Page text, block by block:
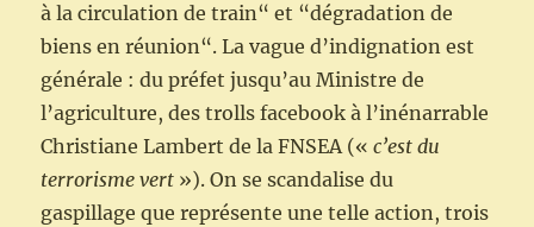
à la circulation de train“ et “dégradation de
biens en réunion“. La vague d’indignation est
générale : du préfet jusqu’au Ministre de
l’agriculture, des trolls facebook à l’inénarrable
Christiane Lambert de la FNSEA («c’est du
terrorisme vert »). On se scandalise du
gaspillage que représente une telle action, trois